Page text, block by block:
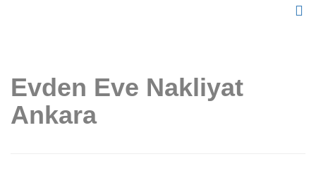
Evden Eve Nakliyat
Ankara